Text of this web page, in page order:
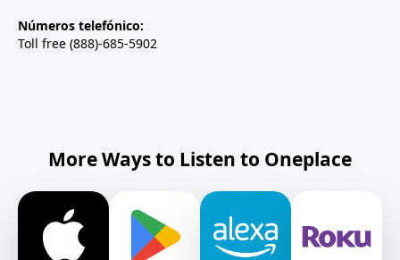
Números telefónico:
Toll free (888)-685-5902
More Ways to Listen to Oneplace